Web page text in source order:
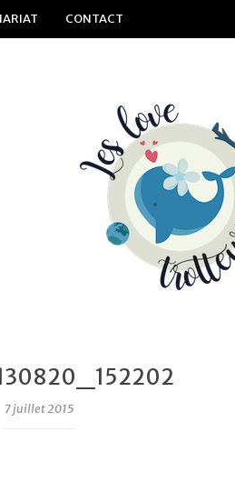
CONTACT
7 juillet 2015